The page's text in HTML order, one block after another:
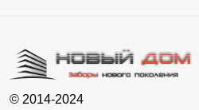
© 2014-2024